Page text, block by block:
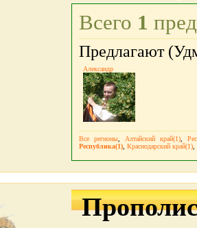
Всего 1
Предлагают
Александр
Все регионы, Алтайский край(1),
Республика(1) Краснодарский край(1)